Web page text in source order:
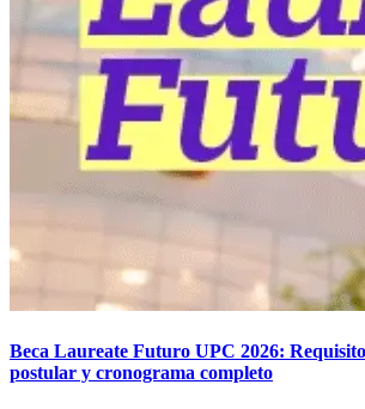
Beca Laureate Futuro UPC 2026:
postular y cronograma completo